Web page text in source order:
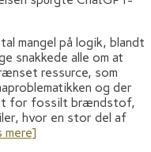
mangel på logik, blandt
snakkede alle om at
ressurce, som
og der
for fossilt brændstof,
hvor en stor del af